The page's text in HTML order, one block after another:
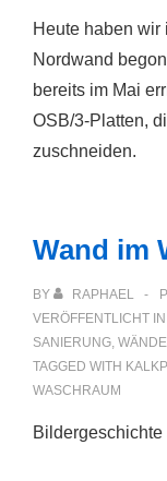
Heute haben wir
Nordwand
bereits im Mai
OSB/3-Platten,
zuschneiden.
Wand im
BY RAPHAEL
VERÖFFENTLICHT IN
SANIERUNG, WÄNDE
TAGGED WITH
WASCHRAUM